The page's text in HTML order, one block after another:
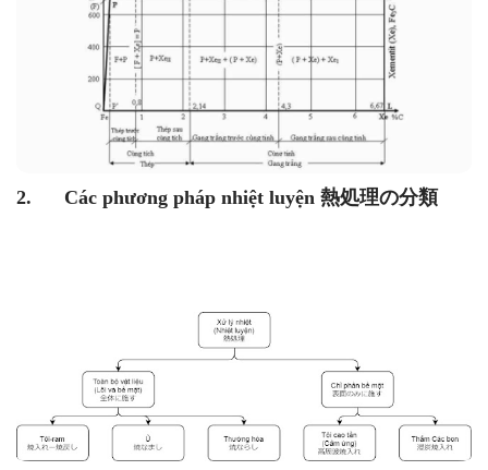
2. Các phương pháp nhiệt luyện 熱処理の分類